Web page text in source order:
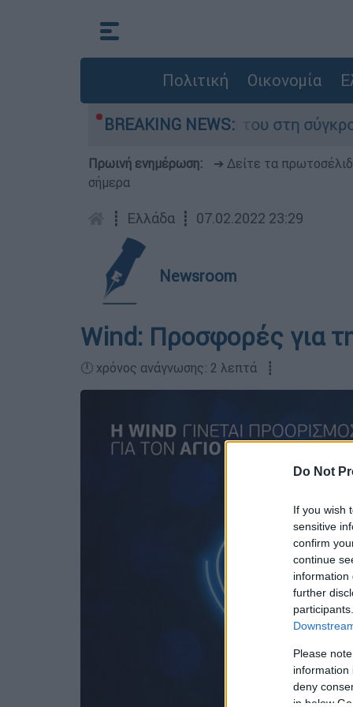
Do Not
If you wish
sensitive
confirm
continue
information
further
Please
information
deny
in below
Πολιτική Οικονομία
BREAKING NEWS:
Δαμίγο που έχασε τη ζωή του στη σύγκρουση
Πρωινή ενημέρωση: ➔ Δείτε τα
σήμερα
┋ Ελλάδα ┋ 07.02.2022 23:29
Newsroom
Wind: Προσφορές για
🕛 χρόνος ανάγνωσης: 2 λεπτά ┋